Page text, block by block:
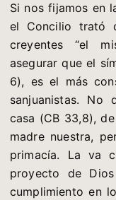
Si nos fijamos en
el Concilio trató
creyentes “el
asegurar que el
6), es el más
sanjuanistas. No
casa (CB 33,8),
madre nuestra,
primacía. La va
proyecto de
cumplimiento en